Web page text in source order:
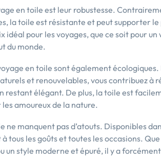
en toile est leur robustesse.
la toile est résistante et peut supporter le
idéal pour les voyages, que ce soit pour un
du monde.
en toile sont également
et renouvelables, vous contribuez à
élégant. De plus, la toile est
amoureux de la nature.
ne manquent pas d’atouts. Disponibles
tous les goûts et toutes les occasions.
un style moderne et épuré, il y a